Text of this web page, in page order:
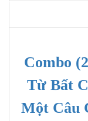
Combo
Từ Bất
Một Câu